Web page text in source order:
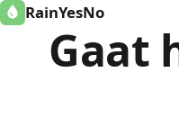
RainYesNo
Gaat